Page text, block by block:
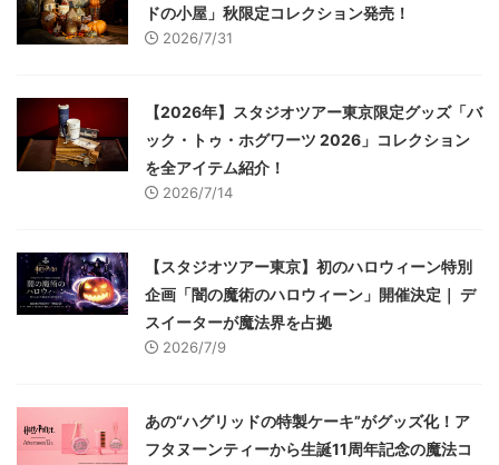
ドの小屋」秋限定コレクション発売！
2026/7/31
【2026年】スタジオツアー東京限定グッズ「バ
ック・トゥ・ホグワーツ 2026」コレクション
を全アイテム紹介！
2026/7/14
【スタジオツアー東京】初のハロウィーン特別
企画「闇の魔術のハロウィーン」開催決定｜ デ
スイーターが魔法界を占拠
2026/7/9
あの“ハグリッドの特製ケーキ”がグッズ化！ア
フタヌーンティーから生誕11周年記念の魔法コ